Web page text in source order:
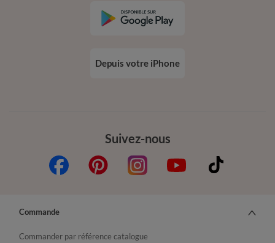
Suivez-nous
Depuis votre iPhone
Commande
Commander par référence catalogue